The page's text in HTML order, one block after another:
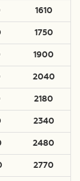
1610
1750
1900
2040
2180
2340
2480
2770